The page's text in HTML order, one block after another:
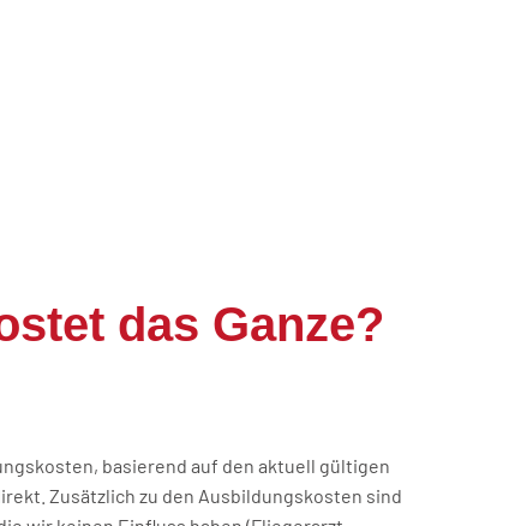
das Ganze?
basierend auf den aktuell gültigen
Zusätzlich zu den Ausbildungskosten sind